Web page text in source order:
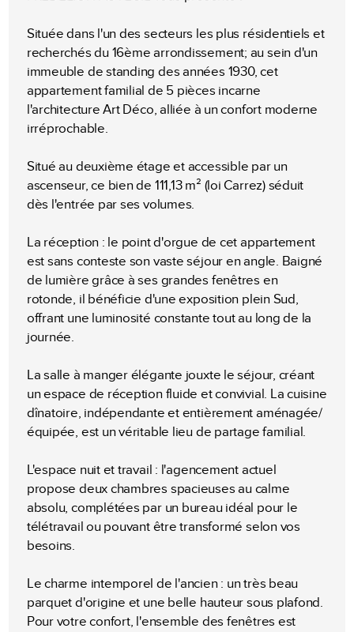
Située dans l'un des secteurs les plus résidentiels et
recherchés du 16ème arrondissement; au sein d'un
immeuble de standing des années 1930, cet
appartement familial de 5 pièces incarne
l'architecture Art Déco, alliée à un confort moderne
irréprochable.
Situé au deuxième étage et accessible par un
ascenseur, ce bien de 111,13 m² (loi Carrez) séduit
dès l'entrée par ses volumes.
La réception : le point d'orgue de cet appartement
est sans conteste son vaste séjour en angle. Baigné
de lumière grâce à ses grandes fenêtres en
rotonde, il bénéficie d'une exposition plein Sud,
offrant une luminosité constante tout au long de la
journée.
La salle à manger élégante jouxte le séjour, créant
un espace de réception fluide et convivial. La cuisine
dînatoire, indépendante et entièrement aménagée/
équipée, est un véritable lieu de partage familial.
L'espace nuit et travail : l'agencement actuel
propose deux chambres spacieuses au calme
absolu, complétées par un bureau idéal pour le
télétravail ou pouvant être transformé selon vos
besoins.
Le charme intemporel de l'ancien : un très beau
parquet d'origine et une belle hauteur sous plafond.
Pour votre confort, l'ensemble des fenêtres est